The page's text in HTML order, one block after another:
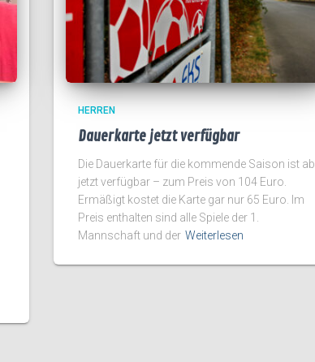
HERREN
Dauerkarte jetzt verfügbar
Die Dauerkarte für die kommende Saison ist ab
jetzt verfügbar – zum Preis von 104 Euro.
Ermäßigt kostet die Karte gar nur 65 Euro. Im
Preis enthalten sind alle Spiele der 1.
Mannschaft und der Weiterlesen